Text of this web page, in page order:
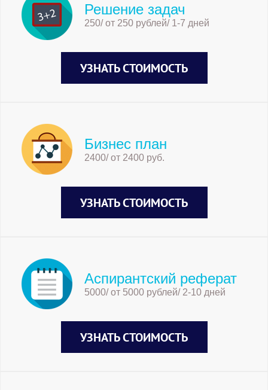
Решение задач
250/ от 250 рублей/ 1-7 дней
УЗНАТЬ СТОИМОСТЬ
Бизнес план
2400/ от 2400 руб.
УЗНАТЬ СТОИМОСТЬ
Аспирантский реферат
5000/ от 5000 рублей/ 2-10 дней
УЗНАТЬ СТОИМОСТЬ